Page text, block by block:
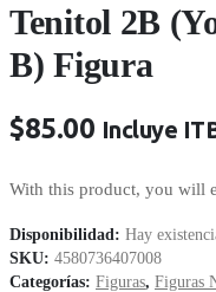
Tenitol 2B
B) Figura
$85.00 Incluye
With this product, you will
Disponibilidad: Hay
SKU: 4580736407008
Categorías: Figuras, Figuras